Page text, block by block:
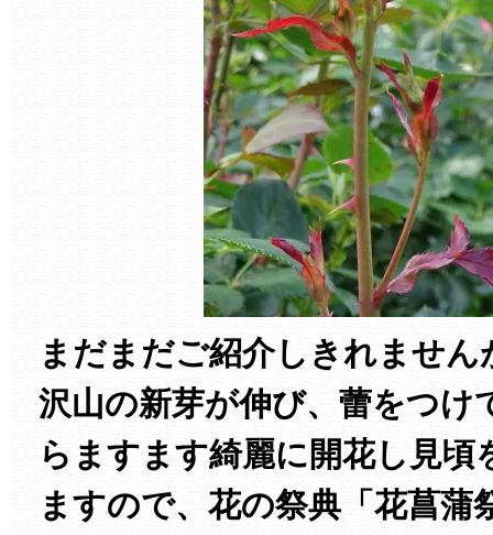
まだまだご紹介しきれませ
沢山の新芽が伸び、蕾をつけ
らますます綺麗に開花し見頃
ますので、花の祭典「花菖蒲